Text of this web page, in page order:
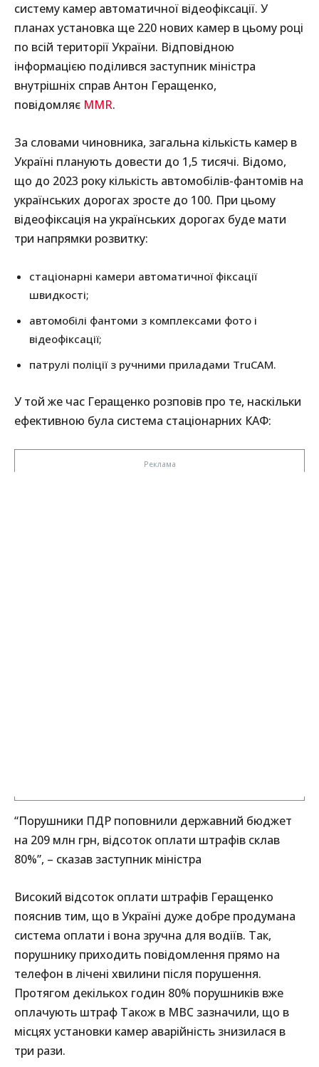
систему камер автоматичної відеофіксації. У
планах установка ще 220 нових камер в цьому році
по всій території України. Відповідною
інформацією поділився заступник міністра
внутрішніх справ Антон Геращенко,
повідомляє MMR.
За словами чиновника, загальна кількість камер в
Україні планують довести до 1,5 тисячі. Відомо,
що до 2023 року кількість автомобілів-фантомів на
українських дорогах зросте до 100. При цьому
відеофіксація на українських дорогах буде мати
три напрямки розвитку:
стаціонарні камери автоматичної фіксації
швидкості;
автомобілі фантоми з комплексами фото і
відеофіксації;
патрулі поліції з ручними приладами TruCAM.
У той же час Геращенко розповів про те, наскільки
ефективною була система стаціонарних КАФ:
“Порушники ПДР поповнили державний бюджет
на 209 млн грн, відсоток оплати штрафів склав
80%”, – сказав заступник міністра
Високий відсоток оплати штрафів Геращенко
пояснив тим, що в Україні дуже добре продумана
система оплати і вона зручна для водіїв. Так,
порушнику приходить повідомлення прямо на
телефон в лічені хвилини після порушення.
Протягом декількох годин 80% порушників вже
оплачують штраф Також в МВС зазначили, що в
місцях установки камер аварійність знизилася в
три рази.